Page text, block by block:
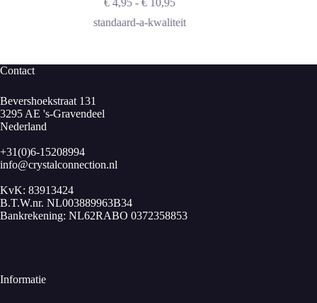
€4,95 - €10,95
tot
standaard-a-kwaliteit
Contact
Bevershoekstraat 131
3295 AE 's-Gravendeel
Nederland
+31(0)6-15208994
info@crystalconnection.nl
KvK: 83913424
B.T.W.nr. NL003889963B34
Bankrekening: NL62RABO 0372358853
Informatie